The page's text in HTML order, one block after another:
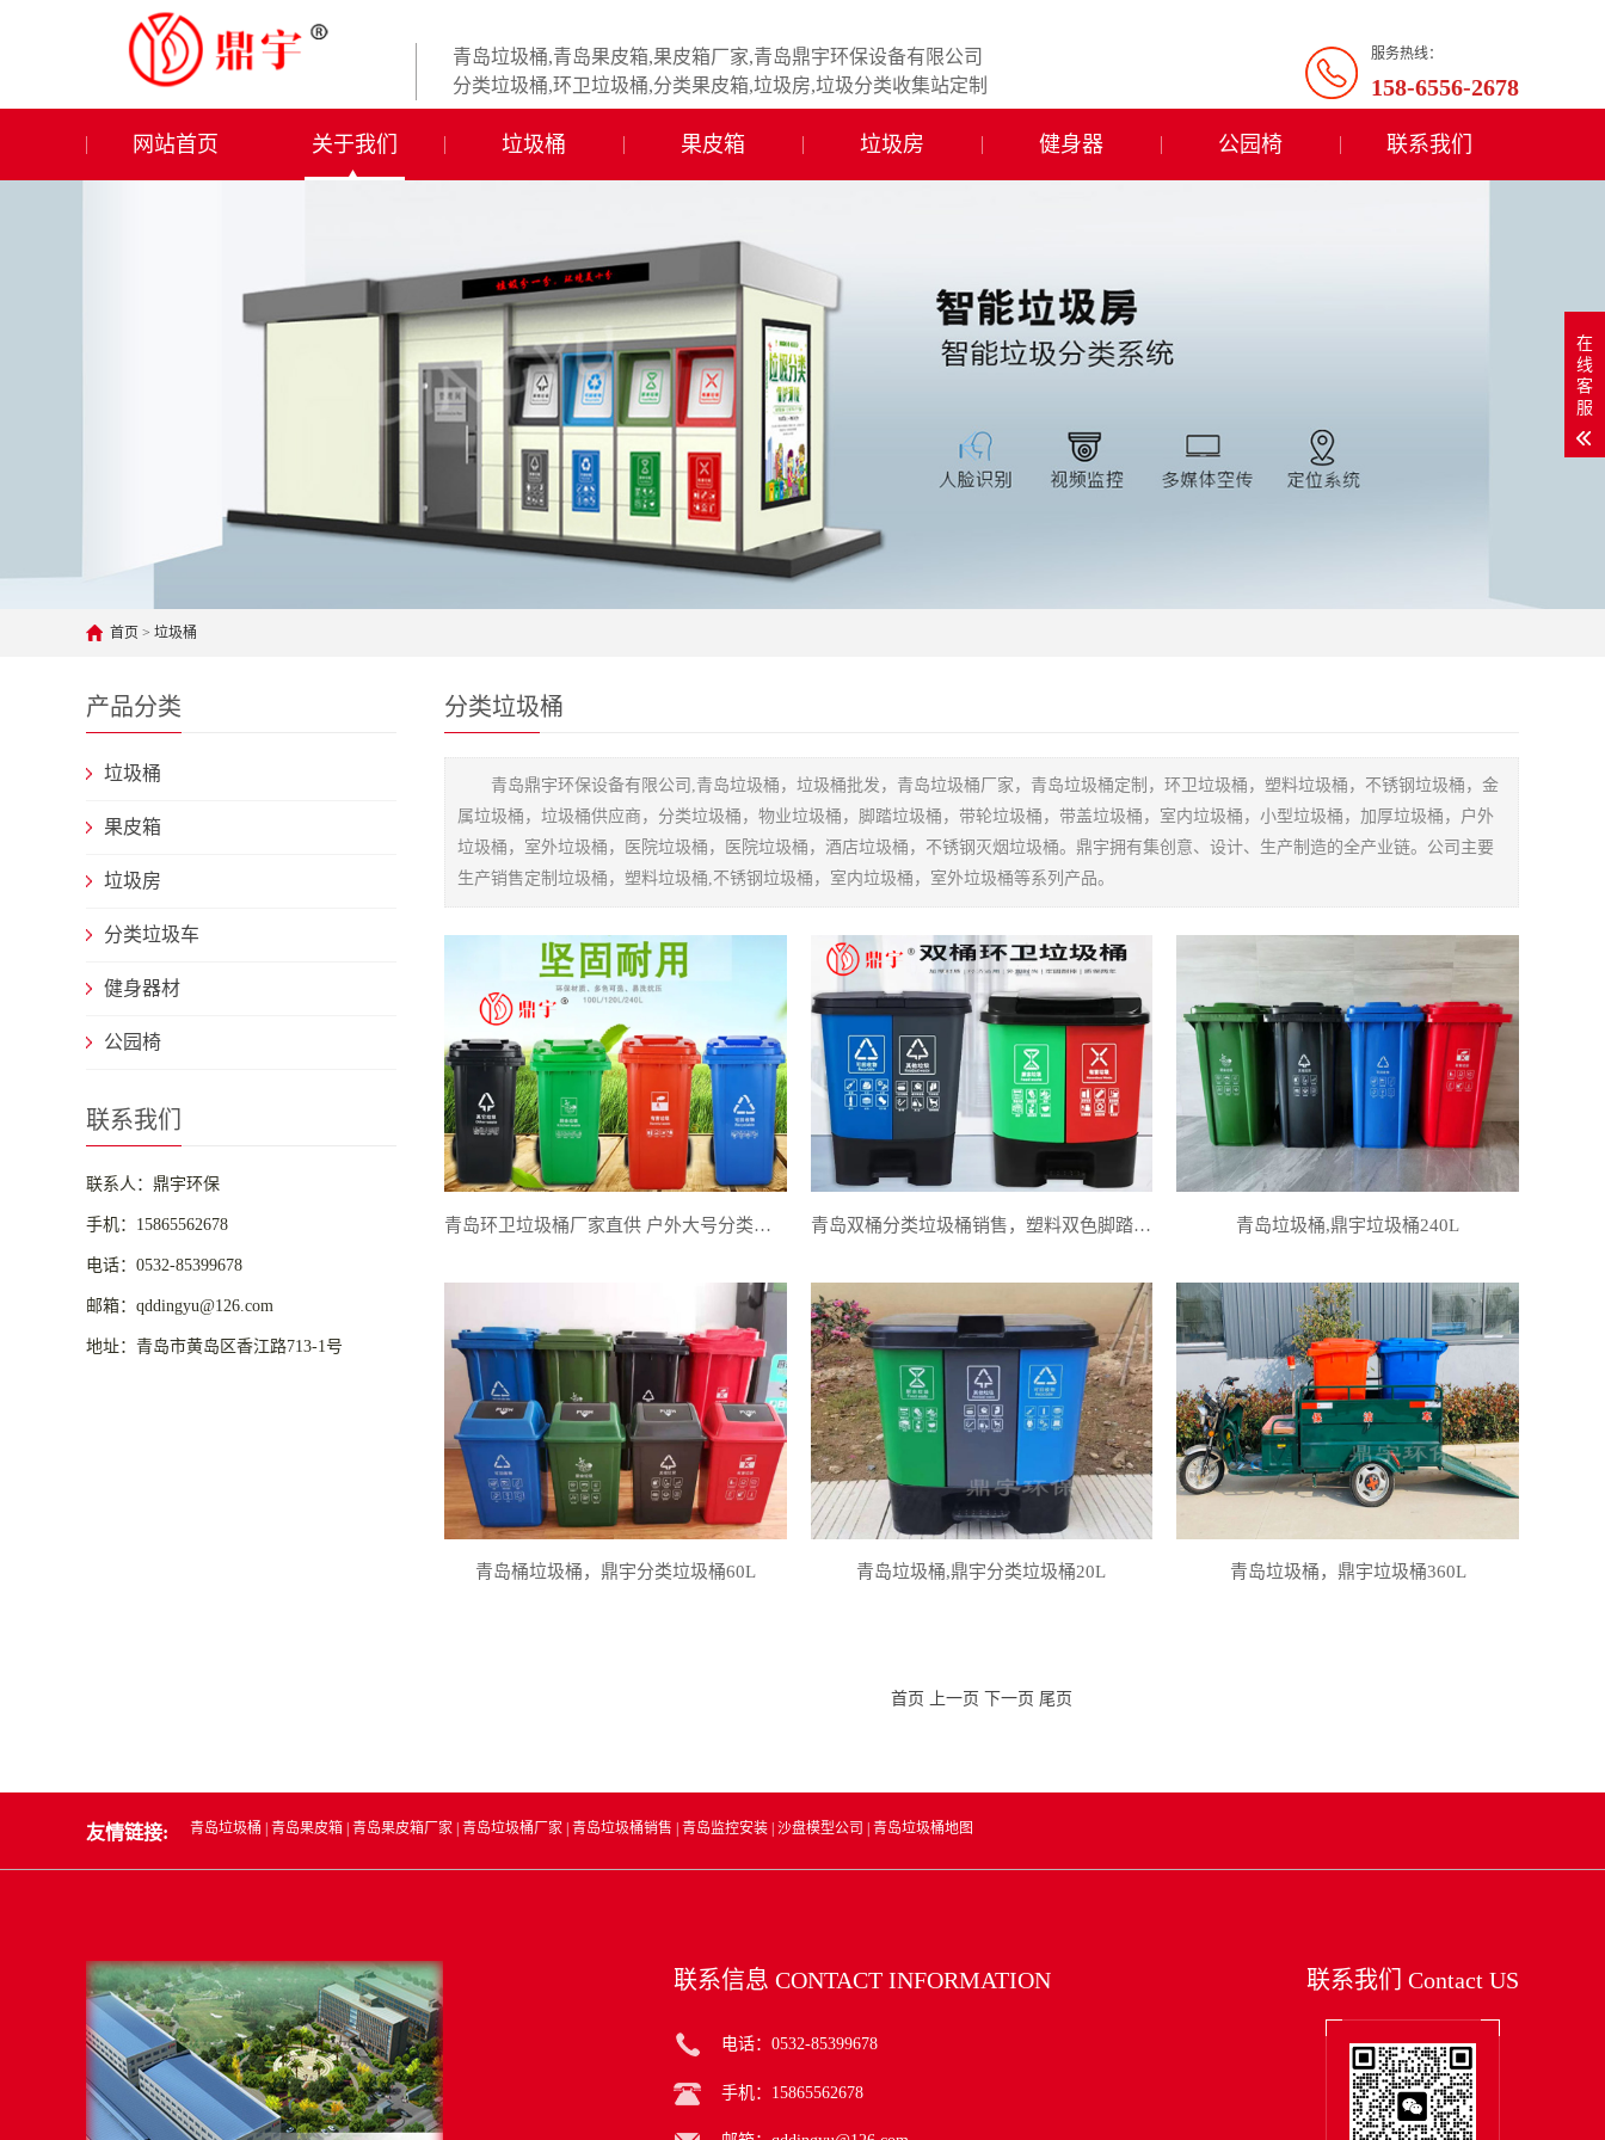
服务热线：
158-6556-2678
青岛垃圾桶,青岛果皮箱,果皮箱厂家,青岛鼎宇环保设备有限公司
分类垃圾桶,环卫垃圾桶,分类果皮箱,垃圾房,垃圾分类收集站定制
网站首页 关于我们 垃圾桶 果皮箱 垃圾房 健身器 公园椅 联系我们
首页 > 垃圾桶
产品分类
垃圾桶
果皮箱
垃圾房
分类垃圾车
健身器材
公园椅
联系我们
联系人：鼎宇环保
手机：15865562678
电话：0532-85399678
邮箱：qddingyu@126.com
地址：青岛市黄岛区香江路713-1号
分类垃圾桶
青岛鼎宇环保设备有限公司,青岛垃圾桶，垃圾桶批发，青岛垃圾桶厂家，青岛垃圾桶定制，环卫垃圾桶，塑料垃圾桶，不锈钢垃圾桶，金
属垃圾桶，垃圾桶供应商，分类垃圾桶，物业垃圾桶，脚踏垃圾桶，带轮垃圾桶，带盖垃圾桶，室内垃圾桶，小型垃圾桶，加厚垃圾桶，户外
垃圾桶，室外垃圾桶，医院垃圾桶，医院垃圾桶，酒店垃圾桶，不锈钢灭烟垃圾桶。鼎宇拥有集创意、设计、生产制造的全产业链。公司主要
生产销售定制垃圾桶，塑料垃圾桶,不锈钢垃圾桶，室内垃圾桶，室外垃圾桶等系列产品。
青岛环卫垃圾桶厂家直供 户外大号分类垃圾箱 青岛双桶分类垃圾桶销售，塑料双色脚踏塑料桶批 青岛垃圾桶,鼎宇垃圾桶240L
青岛桶垃圾桶，鼎宇分类垃圾桶60L 青岛垃圾桶,鼎宇分类垃圾桶20L 青岛垃圾桶，鼎宇垃圾桶360L
首页 上一页 下一页 尾页
友情链接: 青岛垃圾桶 青岛果皮箱 青岛果皮箱厂家 青岛垃圾桶厂家 青岛垃圾桶销售 青岛监控安装 沙盘模型公司 青岛垃圾桶地图
联系我们 Contact US
联系信息 CONTACT INFORMATION
电话：0532-85399678
手机：15865562678
在
线
客
服